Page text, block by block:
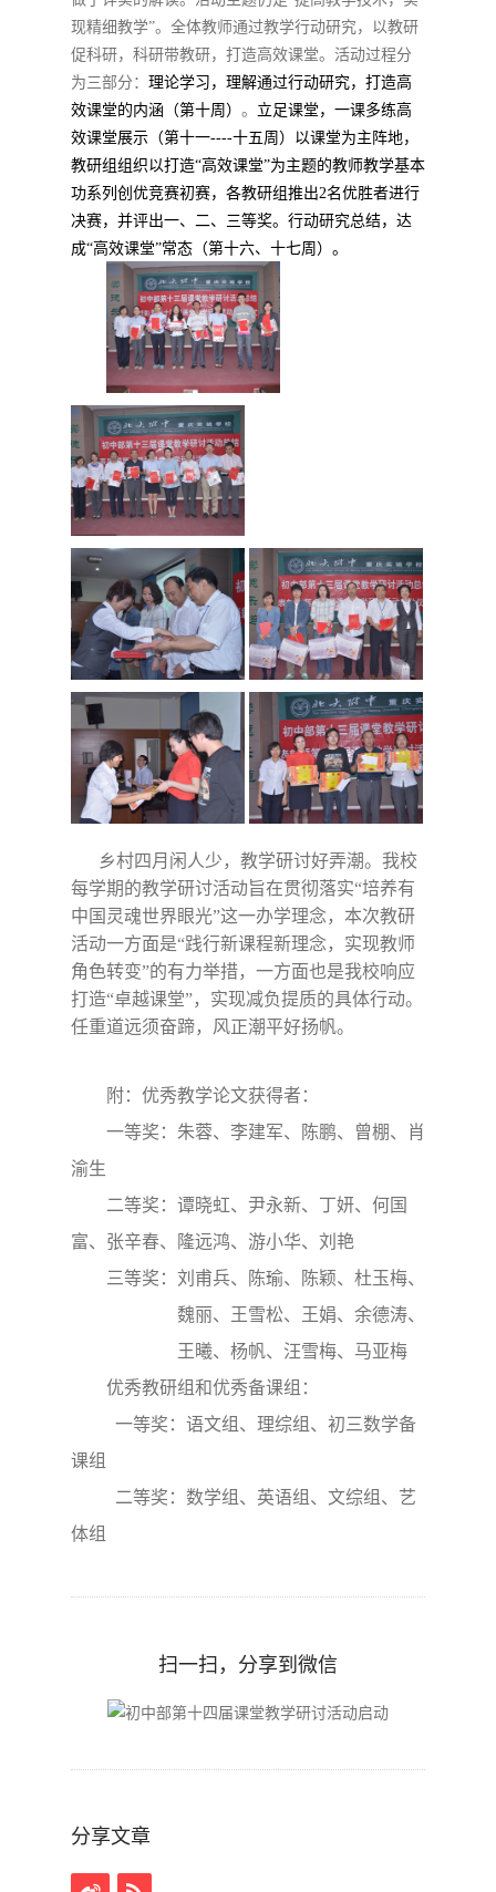
现精细教学”。全体教师通过教学行动研究，以教研
促科研，科研带教研，打造高效课堂。活动过程分
为三部分： 理论学习，理解通过行动研究，打造高
效课堂的内涵（第十周） 。 立足课堂，一课多练高
效课堂展示（第十一----十五周）以课堂为主阵地，
教研组组织以打造“高效课堂”为主题的教师教学基本
功系列创优竞赛初赛，各教研组推出2名优胜者进行
决赛，并评出一、二、三等奖。行动研究总结，达
成“高效课堂”常态（第十六、十七周）。
乡村四月闲人少，教学研讨好弄潮。我校
每学期的教学研讨活动旨在贯彻落实“培养有
中国灵魂世界眼光”这一办学理念，本次教研
活动一方面是“践行新课程新理念，实现教师
角色转变”的有力举措，一方面也是我校响应
打造“卓越课堂”，实现减负提质的具体行动。
任重道远须奋蹄，风正潮平好扬帆。
附：优秀教学论文获得者：
一等奖：朱蓉、李建军、陈鹏、曾棚、肖
渝生
二等奖：谭晓虹、尹永新、丁妍、何国
富、张辛春、
隆远鸿、游小华、刘艳
三等奖： 刘甫兵、陈瑜、陈颖、杜玉梅、
魏丽、王雪松、王娟、余德涛、
王曦、杨帆、汪雪梅、马亚梅
优秀教研组和优秀备课组：
一等奖：语文组、理综组、初三数学备
课组
二等奖：数学组、英语组、文综组、艺
体组
扫一扫，分享到微信
分享文章